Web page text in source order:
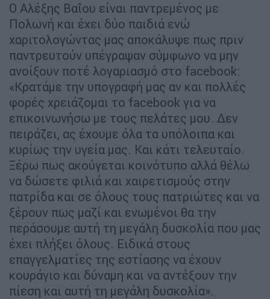
Ο Αλέξης Βαΐου είναι παντρεμένος με
Πολωνή και έχει δύο παιδιά ενώ
χαριτολογώντας μας αποκάλυψε πως πριν
παντρευτούν υπέγραψαν σύμφωνο να μην
ανοίξουν ποτέ λογαριασμό στο facebook:
«Κρατάμε την υπογραφή μας αν και πολλές
φορές χρειάζομαι το facebook για να
επικοινωνήσω με τους πελάτες μου. Δεν
πειράζει, ας έχουμε όλα τα υπόλοιπα και
κυρίως την υγεία μας. Και κάτι τελευταίο.
Ξέρω πως ακούγεται κοινότυπο αλλά θέλω
να δώσετε φιλιά και χαιρετισμούς στην
πατρίδα και σε όλους τους πατριώτες και να
ξέρουν πως μαζί και ενωμένοι θα την
περάσουμε αυτή τη μεγάλη δυσκολία που μας
έχει πλήξει όλους. Ειδικά στους
επαγγελματίες της εστίασης να έχουν
κουράγιο και δύναμη και να αντέξουν την
πίεση και αυτή τη μεγάλη δυσκολία».